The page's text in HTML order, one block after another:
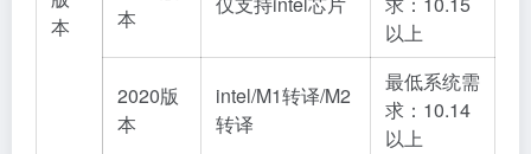
本
本
以上
2020版
本
intel/M1转译/M2
转译
最低系统需
求：10.14
以上